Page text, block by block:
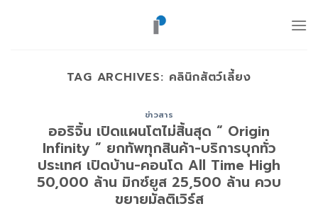
TAG ARCHIVES: คลินิกสัตว์เลี้ยง
ข่าวสาร
ออริจิ้น เปิดแผนโตไม่สิ้นสุด “ Origin
Infinity ” ยกทัพทุกสินค้า-บริการบุกทั่ว
ประเทศ เปิดบ้าน-คอนโด All Time High
50,000 ล้าน มิกซ์ยูส 25,500 ล้าน ควบ
ขยายมัลติเวิร์ส